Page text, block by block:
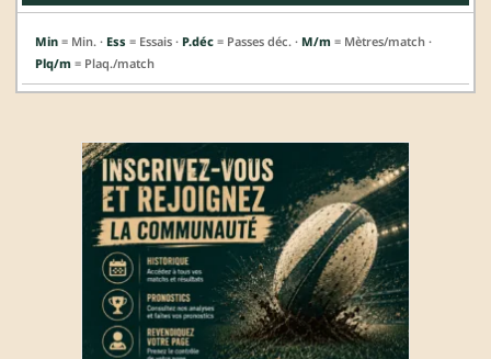
Min = Min. · Ess = Essais · P.déc = Passes déc. · M/m = Mètres/match ·
Plq/m = Plaq./match